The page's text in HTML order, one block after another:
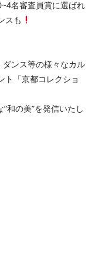
名審査員賞に選ばれ
スも
ダンス等の様々なカル
ト「京都コレクショ
和の美”を発信いたし